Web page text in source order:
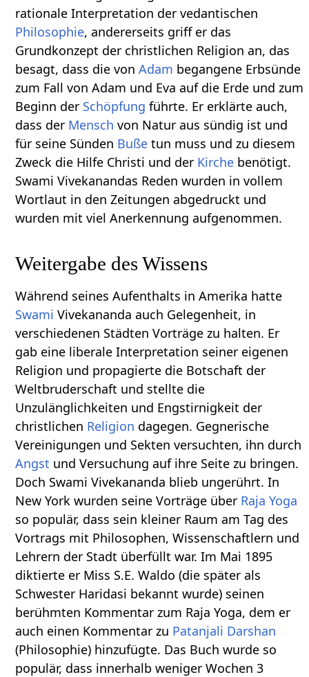
rationale Interpretation der vedantischen
Philosophie, andererseits griff er das
Grundkonzept der christlichen Religion an, das
besagt, dass die vonAdam begangene Erbsünde
zum Fall von Adam und Eva auf die Erde und zum
Beginn der Schöpfung führte. Er erklärte auch,
dass der Mensch von Natur aus sündig ist und
für seine Sünden Buße tun muss und zu diesem
Zweck die Hilfe Christi und der Kirche benötigt.
Swami Vivekanandas Reden wurden in vollem
Wortlaut in den Zeitungen abgedruckt und
wurden mit viel Anerkennung aufgenommen.
Weitergabe des Wissens
Während seines Aufenthalts in Amerika hatte
Swami Vivekananda auch Gelegenheit, in
verschiedenen Städten Vorträge zu halten. Er
gab eine liberale Interpretation seiner eigenen
Religion und propagierte die Botschaft der
Weltbruderschaft und stellte die
Unzulänglichkeiten und Engstirnigkeit der
christlichen Religion dagegen. Gegnerische
Vereinigungen und Sekten versuchten, ihn durch
Angst und Versuchung auf ihre Seite zu bringen.
Doch Swami Vivekananda blieb ungerührt. In
New York wurden seine Vorträge über Raja Yoga
so populär, dass sein kleiner Raum am Tag des
Vortrags mit Philosophen, Wissenschaftlern und
Lehrern der Stadt überfüllt war. Im Mai 1895
diktierte er Miss S.E. Waldo (die später als
Schwester Haridasi bekannt wurde) seinen
berühmten Kommentar zum Raja Yoga, dem er
auch einen Kommentar zu Patanjali Darshan
(Philosophie) hinzufügte. Das Buch wurde so
populär, dass innerhalb weniger Wochen 3